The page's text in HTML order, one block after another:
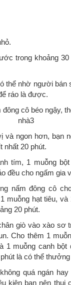
trong khoảng
thể nhờ người bán
ráo là được.
và ngon hơn, bạn
nhất 20 phút.
tím, 1 muỗng
đều cho ngấm gia
nấm đông cô
muỗng hạt tiêu, và
20 phút.
giò vào xào sơ
Cho thêm 1
1 muỗng canh bột
là có thể
quá ngán
kiện bạn nên thui